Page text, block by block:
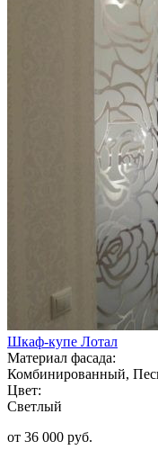
Шкаф-купе Лотал
Материал фасада:
Комбинированный,
Цвет:
Светлый
от 36 000 руб.